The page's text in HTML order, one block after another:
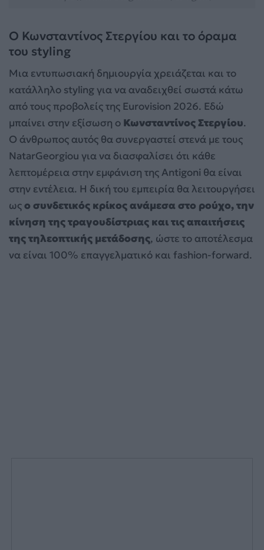
Ο Κωνσταντίνος Στεργίου και το όραμα
του styling
Μια εντυπωσιακή δημιουργία χρειάζεται και το
κατάλληλο styling για να αναδειχθεί σωστά κάτω
από τους προβολείς της Eurovision 2026. Εδώ
μπαίνει στην εξίσωση ο Κωνσταντίνος Στεργίου.
Ο άνθρωπος αυτός θα συνεργαστεί στενά με τους
NatarGeorgiou για να διασφαλίσει ότι κάθε
λεπτομέρεια στην εμφάνιση της Antigoni θα είναι
στην εντέλεια. Η δική του εμπειρία θα λειτουργήσει
ωςο συνδετικός κρίκος ανάμεσα στο ρούχο, την
κίνηση της τραγουδίστριας και τις απαιτήσεις
της τηλεοπτικής μετάδοσης, ώστε το αποτέλεσμα
να είναι 100% επαγγελματικό και fashion-forward.